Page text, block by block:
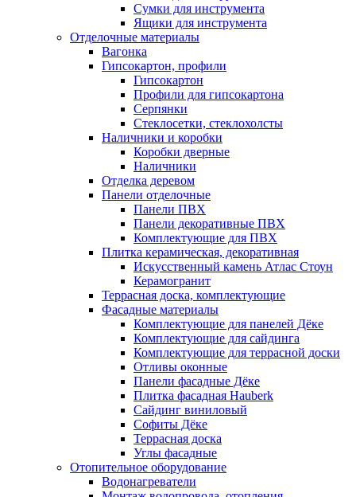
Сумки для инструмента
Ящики для инструмента
Отделочные материалы
Вагонка
Гипсокартон, профили
Гипсокартон
Профили для гипсокартона
Серпянки
Стеклосетки, стеклохолсты
Наличники и коробки
Коробки дверные
Наличники
Отделка деревом
Панели отделочные
Панели ПВХ
Панели декоративные ПВХ
Комплектующие для ПВХ
Плитка керамическая, декоративная
Искусственный камень Атлас Стоун
Керамогранит
Террасная доска, комплектующие
Фасадные материалы
Комплектующие для панелей Дёке
Комплектующие для сайдинга
Комплектующие для террасной доски
Отливы оконные
Панели фасадные Дёке
Плитка фасадная Hauberk
Сайдинг виниловый
Софиты Дёке
Террасная доска
Углы фасадные
Отопительное оборудование
Водонагреватели